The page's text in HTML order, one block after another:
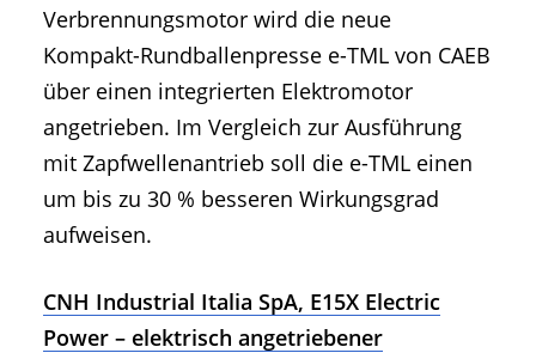
Verbrennungsmotor wird die neue
Kompakt-Rundballenpresse e-TML von CAEB
über einen integrierten Elektromotor
angetrieben. Im Vergleich zur Ausführung
mit Zapfwellenantrieb soll die e-TML einen
um bis zu 30 % besseren Wirkungsgrad
aufweisen.
CNH Industrial Italia SpA, E15X Electric
Power – elektrisch angetriebener